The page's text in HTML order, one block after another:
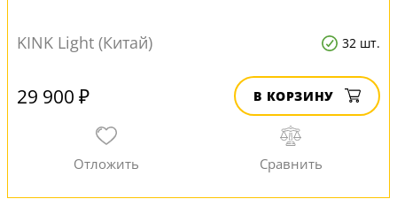
KINK Light (Китай) 32 шт.
29 900 ₽ В КОРЗИНУ